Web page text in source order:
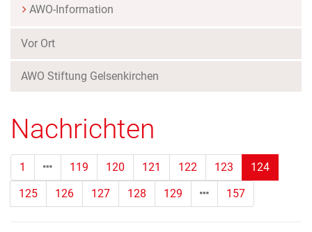
AWO-Information
Vor Ort
AWO Stiftung Gelsenkirchen
Nachrichten
1 119 120 121 122 123 124
125 126 127 128 129 157